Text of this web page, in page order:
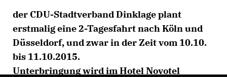
der CDU-Stadtverband Dinklage plant
erstmalig eine 2-Tagesfahrt nach Köln und
Düsseldorf, und zwar in der Zeit vom 10.10.
bis 11.10.2015.
Unterbringung wird im Hotel Novotel